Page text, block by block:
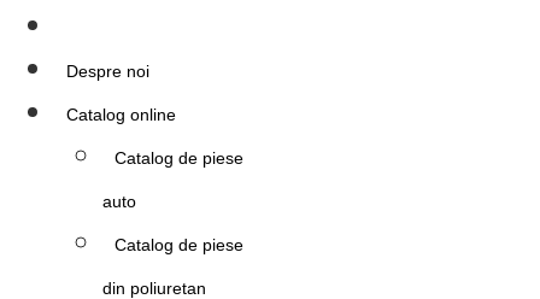
Despre noi
Catalog online
Catalog de piese
auto
Catalog de piese
din poliuretan